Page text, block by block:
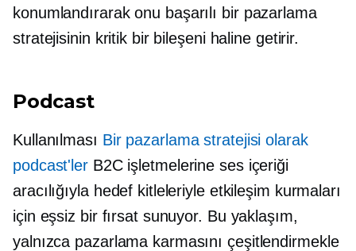
konumlandırarak onu başarılı bir pazarlama
stratejisinin kritik bir bileşeni haline getirir.
Podcast
Kullanılması Bir pazarlama stratejisi olarak
podcast'lerB2C işletmelerine ses içeriği
aracılığıyla hedef kitleleriyle etkileşim kurmaları
için eşsiz bir fırsat sunuyor. Bu yaklaşım,
yalnızca pazarlama karmasını çeşitlendirmekle